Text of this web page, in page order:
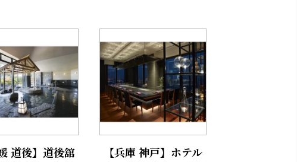
道後】道後舘
【兵庫 神戸】ホテル